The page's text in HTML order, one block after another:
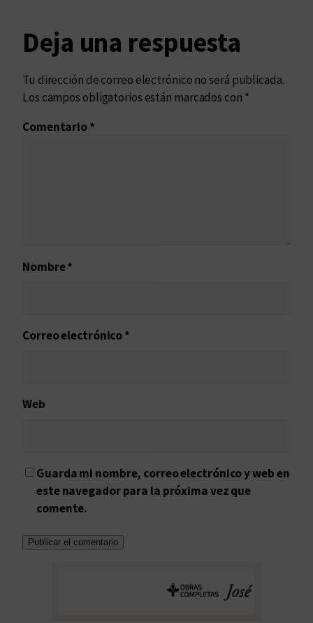
Deja una respuesta
Tu dirección de correo electrónico no será publicada.
Los campos obligatorios están marcados con *
Comentario*
Nombre*
Correo electrónico*
Web
Guarda mi nombre, correo electrónico y web en
este navegador para la próxima vez que
comente.